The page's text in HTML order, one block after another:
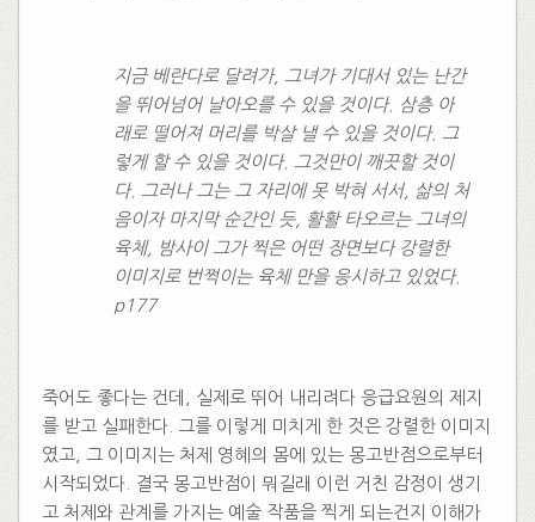
지금 베란다로 달려가, 그녀가 기대서 있는 난간
을 뛰어넘어 날아오를 수 있을 것이다. 삼층 아
래로 떨어져 머리를 박살 낼 수 있을 것이다. 그
렇게 할 수 있을 것이다. 그것만이 깨끗할 것이
다. 그러나 그는 그 자리에 못 박혀 서서, 삶의 처
음이자 마지막 순간인 듯, 활활 타오르는 그녀의
육체, 밤사이 그가 찍은 어떤 장면보다 강렬한
이미지로 번쩍이는 육체 만을 응시하고 있었다.
p177
죽어도 좋다는 건데, 실제로 뛰어 내리려다 응급요원의 제지
를 받고 실패한다. 그를 이렇게 미치게 한 것은 강렬한 이미지
였고, 그 이미지는 처제 영혜의 몸에 있는 몽고반점으로부터
시작되었다. 결국 몽고반점이 뭐길래 이런 거친 감정이 생기
고 처제와 관계를 가지는 예술 작품을 찍게 되는건지 이해가